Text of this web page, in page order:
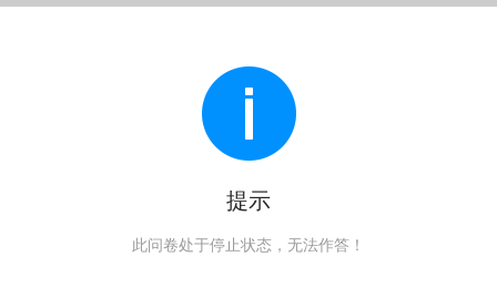
提示
此问卷处于停止状态，无法作答！